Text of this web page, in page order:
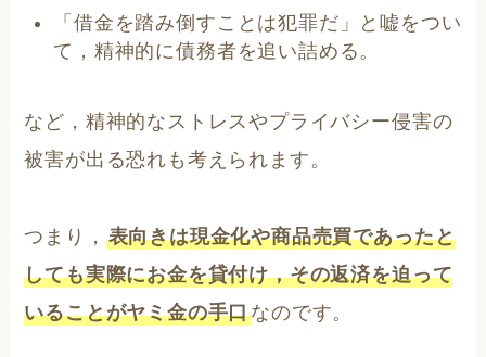
「借金を踏み倒すことは犯罪だ」と嘘をつい
て，精神的に債務者を追い詰める。
など，精神的なストレスやプライバシー侵害の
被害が出る恐れも考えられます。
つまり， 表向きは現金化や商品売買であったと
しても実際にお金を貸付け，その返済を迫って
いることがヤミ金の手口なのです。